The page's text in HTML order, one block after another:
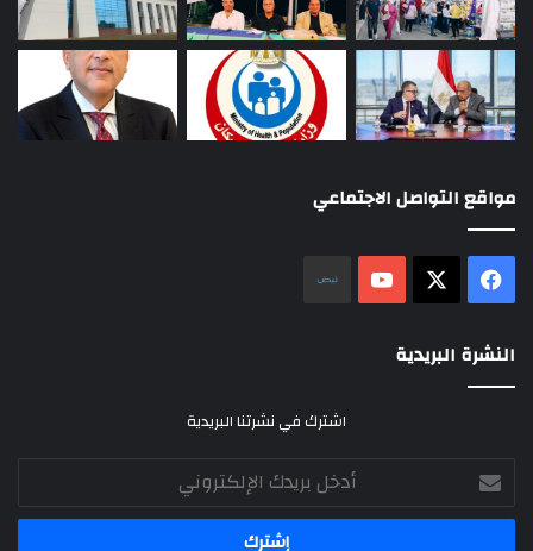
مواقع التواصل الاجتماعي
فيسبوك ‫YouTube
النشرة البريدية
اشترك في نشرتنا البريدية
أدخل
بريدك
الإلكتروني